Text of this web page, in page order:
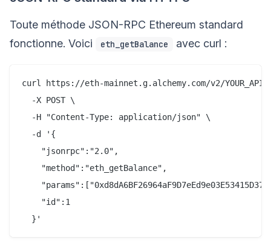
Toute méthode JSON-RPC Ethereum standard
fonctionne. Voici
eth_getBalance avec curl :
curl https://eth-mainnet.g.alchemy.com/v2/
  -X POST \
  -H "Content-Type: application/json" \
  -d '{
    "jsonrpc":"2.0",
    "method":"eth_getBalance",
    "id":1